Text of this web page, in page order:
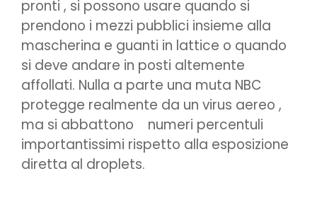
pronti , si possono usare quando si
prendono i mezzi pubblici insieme alla
mascherina e guanti in lattice o quando
si deve andare in posti altemente
affollati. Nulla a parte una muta NBC
protegge realmente da un virus aereo ,
ma si abbattono numeri percentuli
importantissimi rispetto alla esposizione
diretta al droplets.